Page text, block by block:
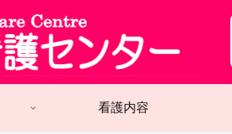
看護内容